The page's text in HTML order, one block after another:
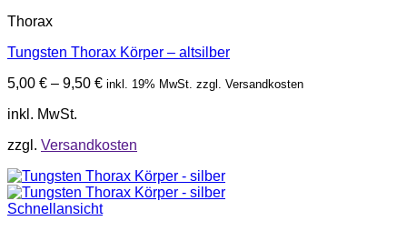
Thorax
Tungsten Thorax Körper – altsilber
5,00 € – 9,50 € inkl. 19% MwSt. zzgl. Versandkosten
inkl. MwSt.
zzgl. Versandkosten
Schnellansicht